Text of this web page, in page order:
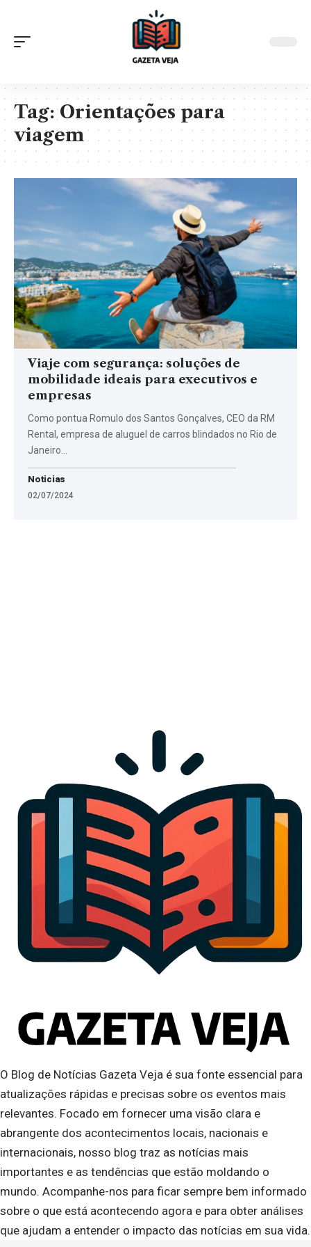
Tag:Orientações para
viagem
Viaje com segurança: soluções de
mobilidade ideais para executivos e
empresas
Como pontua Romulo dos Santos Gonçalves, CEO da RM
Rental, empresa de aluguel de carros blindados no Rio de
Janeiro…
Noticias
02/07/2024
O Blog de Notícias Gazeta Veja é sua fonte essencial para
atualizações rápidas e precisas sobre os eventos mais
relevantes. Focado em fornecer uma visão clara e
abrangente dos acontecimentos locais, nacionais e
internacionais, nosso blog traz as notícias mais
importantes e as tendências que estão moldando o
mundo. Acompanhe-nos para ficar sempre bem informado
sobre o que está acontecendo agora e para obter análises
que ajudam a entender o impacto das notícias em sua vida.